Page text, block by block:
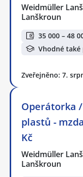
Weidmüller
Lanškroun
35 000 – 48
Vhodné
Zveřejněno: 7.
Operátorka
plastů -
Kč
Weidmüller
Lanškroun